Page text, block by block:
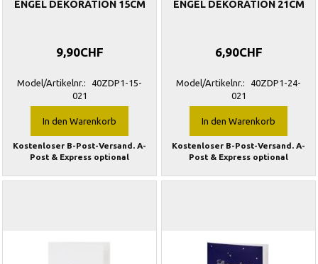
ENGEL DEKORATION 15CM
9,90CHF
Model/Artikelnr.:
40ZDP1-15-
021
In den Warenkorb
Kostenloser B-Post-Versand. A-
Post & Express optional
ENGEL DEKORATION 21CM
6,90CHF
Model/Artikelnr.:
40ZDP1-24-
021
In den Warenkorb
Kostenloser B-Post-Versand. A-
Post & Express optional